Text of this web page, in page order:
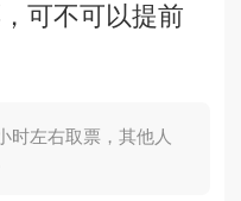
可不可以提前
时左右取票，其他人